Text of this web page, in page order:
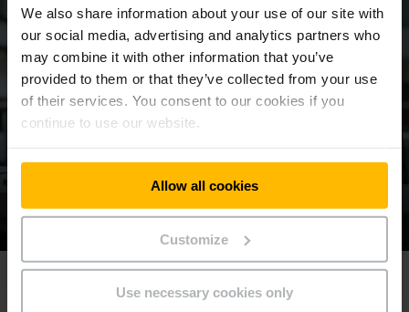
We also share information about your use of our site with
our social media, advertising and analytics partners who
may combine it with other information that you’ve
provided to them or that they’ve collected from your use
of their services. You consent to our cookies if you
continue to use our website.
Allow all cookies
Customize
Use necessary cookies only
Ihr Kontakt